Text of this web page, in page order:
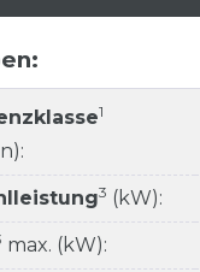
1
3 (kW):
max. (kW):